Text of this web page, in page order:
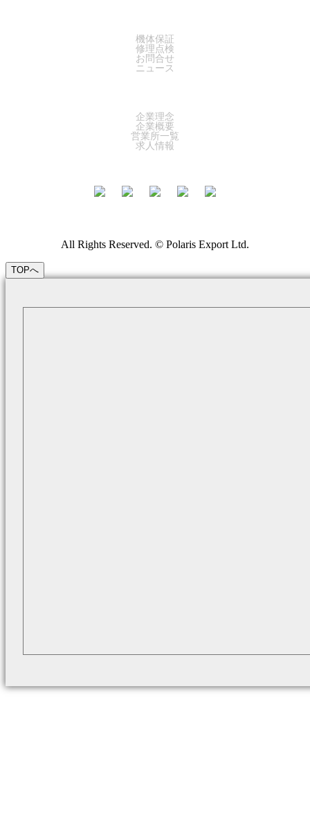
機体保証
修理点検
お問合せ
ニュース
企業理念
企業概要
営業所一覧
求人情報
All Rights Reserved. © Polaris Export Ltd.
TOPへ